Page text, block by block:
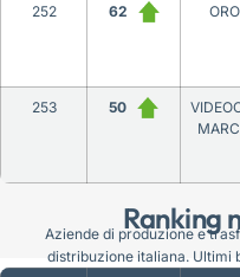
Ranking
252 62
253 50
Aziende di produzione e
distribuzione italiana. Ultimi